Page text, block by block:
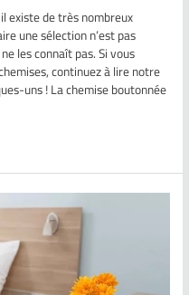
existe de très nombreux
une sélection n’est pas
les connaît pas. Si vous
continuez à lire notre
uns ! La chemise boutonnée